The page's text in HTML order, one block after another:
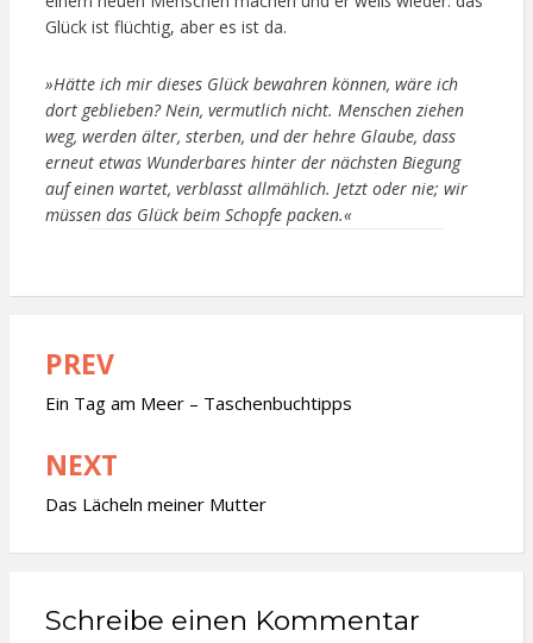
Glück ist flüchtig, aber es ist da.
»Hätte ich mir dieses Glück bewahren können, wäre ich
dort geblieben? Nein, vermutlich nicht. Menschen ziehen
weg, werden älter, sterben, und der hehre Glaube, dass
erneut etwas Wunderbares hinter der nächsten Biegung
auf einen wartet, verblasst allmählich. Jetzt oder nie; wir
müssen das Glück beim Schopfe packen.«
Beitragsnavigation
PREV
Ein Tag am Meer – Taschenbuchtipps
NEXT
Das Lächeln meiner Mutter
Schreibe einen Kommentar